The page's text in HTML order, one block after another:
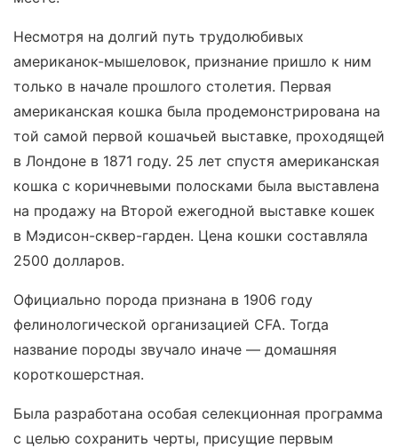
Несмотря на долгий путь трудолюбивых
американок-мышеловок, признание пришло к ним
только в начале прошлого столетия. Первая
американская кошка была продемонстрирована на
той самой первой кошачьей выставке, проходящей
в Лондоне в 1871 году. 25 лет спустя американская
кошка с коричневыми полосками была выставлена
на продажу на Второй ежегодной выставке кошек
в Мэдисон-сквер-гарден. Цена кошки составляла
2500 долларов.
Официально порода признана в 1906 году
фелинологической организацией CFA. Тогда
название породы звучало иначе — домашняя
короткошерстная.
Была разработана особая селекционная программа
с целью сохранить черты, присущие первым